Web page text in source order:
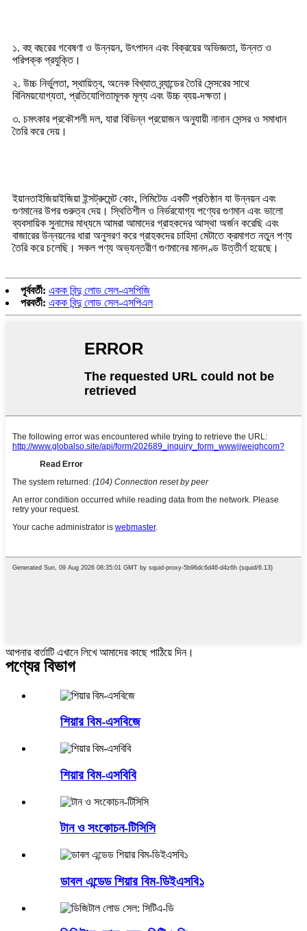
১. বহু বছরের গবেষণা ও উন্নয়ন, উৎপাদন এবং বিক্রয়ের অভিজ্ঞতা, উন্নত ও
পরিপক্ক প্রযুক্তি।
২. উচ্চ নির্ভুলতা, স্থায়িত্ব, অনেক বিখ্যাত ব্র্যান্ডের তৈরি সেন্সরের সাথে
বিনিময়যোগ্যতা, প্রতিযোগিতামূলক মূল্য এবং উচ্চ ব্যয়-দক্ষতা।
৩. চমৎকার প্রকৌশলী দল, যারা বিভিন্ন প্রয়োজন অনুযায়ী নানান সেন্সর ও সমাধান
তৈরি করে দেয়।
ইয়ানতাইজিয়াইজিয়া ইন্সট্রুমেন্ট কোং, লিমিটেড একটি প্রতিষ্ঠান যা উন্নয়ন এবং
গুণমানের উপর গুরুত্ব দেয়। স্থিতিশীল ও নির্ভরযোগ্য পণ্যের গুণমান এবং ভালো
ব্যবসায়িক সুনামের মাধ্যমে আমরা আমাদের গ্রাহকদের আস্থা অর্জন করেছি এবং
বাজারের উন্নয়নের ধারা অনুসরণ করে গ্রাহকদের চাহিদা মেটাতে ক্রমাগত নতুন পণ্য
তৈরি করে চলেছি। সকল পণ্য অভ্যন্তরীণ গুণমানের মানদণ্ড উত্তীর্ণ হয়েছে।
পূর্ববর্তী: একক বিন্দু লোড সেল-এসপিজি
পরবর্তী: একক বিন্দু লোড সেল-এসপিএল
আপনার বার্তাটি এখানে লিখে আমাদের কাছে পাঠিয়ে দিন।
পণ্যের বিভাগ
শিয়ার বিম-এসবিজে
শিয়ার বিম-এসবিবি
টান ও সংকোচন-টিসিসি
ডাবল এন্ডেড শিয়ার বিম-ডিইএসবি১